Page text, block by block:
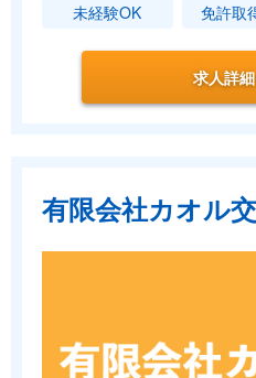
未経験OK
免許取
求人詳
有限会社カオル